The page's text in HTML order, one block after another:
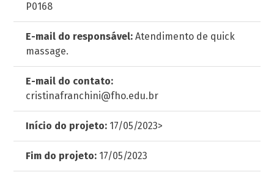
P0168
E-mail do responsável: Atendimento de quick
massage.
E-mail do contato:
cristinafranchini@fho.edu.br
Início do projeto: 17/05/2023>
Fim do projeto: 17/05/2023